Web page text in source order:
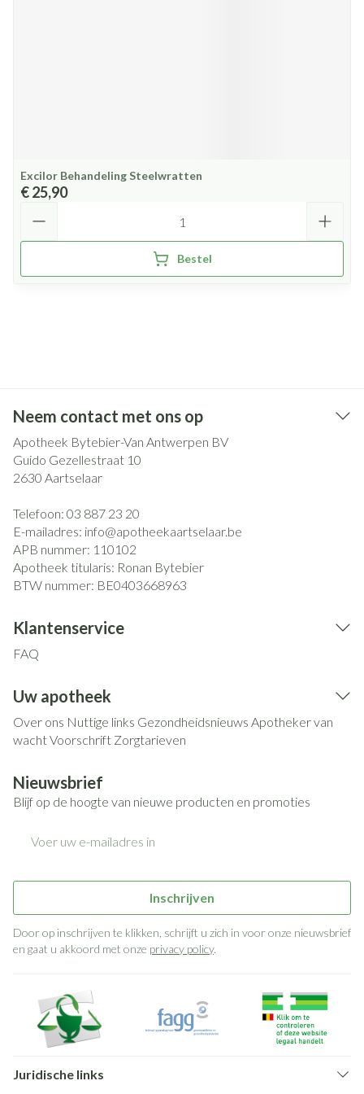
Excilor Behandeling Steelwratten
€ 25,90
Bestel
Neem contact met ons op
Apotheek Bytebier-Van Antwerpen BV
Guido Gezellestraat 10
2630 Aartselaar
Telefoon: 03 887 23 20
E-mailadres: info@apotheekaartselaar.be
APB nummer: 110102
Apotheek titularis: Ronan Bytebier
BTW nummer: BE0403668963
Klantenservice
FAQ
Uw apotheek
Over ons Nuttige links Gezondheidsnieuws Apotheker van
wachtVoorschrift Zorgtarieven
Nieuwsbrief
Blijf op de hoogte van nieuwe producten en promoties
Inschrijven
Door op inschrijven te klikken, schrijft u zich in voor onze nieuwsbrief
en gaat u akkoord met onze privacy policy.
Juridische links